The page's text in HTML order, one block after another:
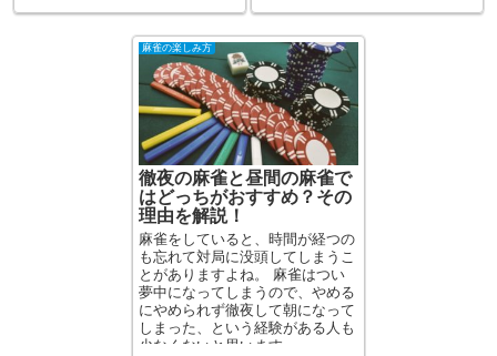
麻雀の楽しみ方
徹夜の麻雀と昼間の麻雀で
はどっちがおすすめ？その
理由を解説！
麻雀をしていると、時間が経つの
も忘れて対局に没頭してしまうこ
とがありますよね。 麻雀はつい
夢中になってしまうので、やめる
にやめられず徹夜して朝になって
しまった、という経験がある人も
少なくないと思います。 ...